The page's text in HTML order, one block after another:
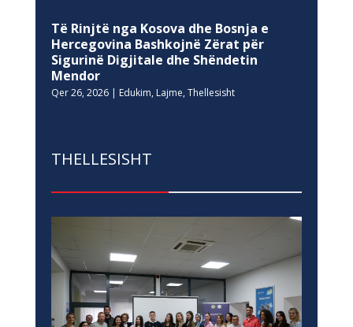
Të Rinjtë nga Kosova dhe Bosnja e
Hercegovina Bashkojnë Zërat për
Sigurinë Digjitale dhe Shëndetin
Mendor
Qer 26, 2026| Edukim, Lajme, Thellesisht
THELLESISHT